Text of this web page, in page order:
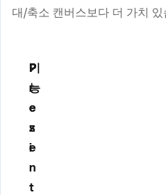
대/축소 캔버스보다 더 가치 있
기
능
P
r
e
z
i
P
r
e
s
e
n
t